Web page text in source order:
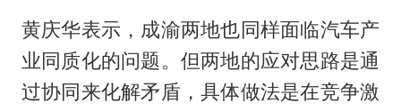
黄庆华表示，成渝两地也同样面临汽车产
业同质化的问题。但两地的应对思路是通
过协同来化解矛盾，具体做法是在竞争激